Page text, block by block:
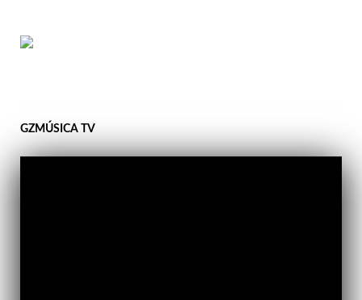
GZMÚSICA TV